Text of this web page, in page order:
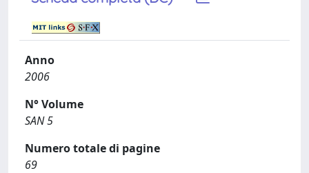
Anno
2006
N° Volume
SAN 5
Numero totale di pagine
69